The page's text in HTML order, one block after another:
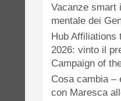
Vacanze smart
mentale dei
Hub Affiliations
2026: vinto il
Campaign of
Cosa cambia –
con Maresca